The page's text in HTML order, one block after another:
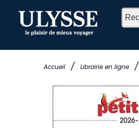
Accueil / Librairie en ligne /